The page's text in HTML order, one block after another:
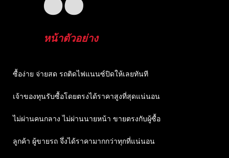
หน้าตัวอย่าง
ซื้อง่าย จ่ายสด รถติดไฟแนนซ์ปิดให้เลยทันที
เจ้าของทุนรับซื้อโดยตรงได้ราคาสูงที่สุดแน่นอน
ไม่ผ่านคนกลาง ไม่ผ่านนายหน้า ขายตรงกับผู้ซื้อ
ลูกค้า ผู้ขายรถ จึ่งได้ราคามากกว่าทุกที่แน่นอน